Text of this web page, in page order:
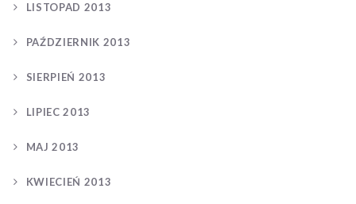
LISTOPAD 2013
PAŹDZIERNIK 2013
SIERPIEŃ 2013
LIPIEC 2013
MAJ 2013
KWIECIEŃ 2013